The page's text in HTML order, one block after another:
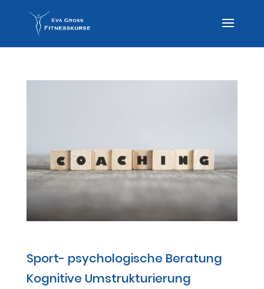
Sport- psychologische Beratung
Kognitive Umstrukturierung